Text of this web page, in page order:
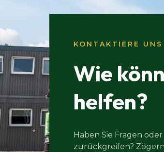
KONTAKTIERE UNS
Wie
helfen?
Haben Sie Fragen
zurückgreifen?